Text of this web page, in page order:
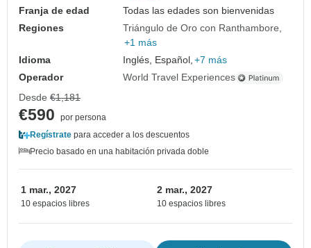
Franja de edad
Todas las edades son bienvenidas
Regiones
Triángulo de Oro con Ranthambore
+1 más
Idioma
Inglés, Español, +7 más
Operador
World Travel Experiences
Desde €1,181
€590
por persona
Regístrate para acceder a los descuentos
Precio basado en una habitación privada doble
1 mar., 2027
10 espacios libres
2 mar., 2027
10 espacios libres